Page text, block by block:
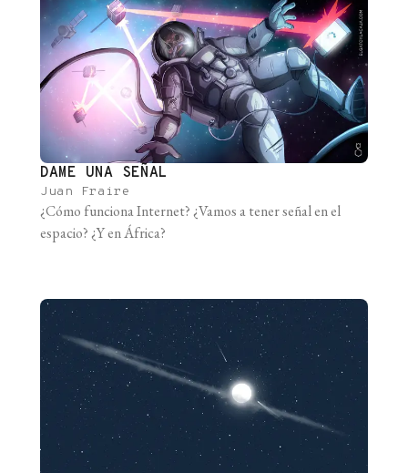
DAME UNA SEÑAL
Juan Fraire
¿Cómo funciona Internet? ¿Vamos a tener señal en el
espacio? ¿Y en África?